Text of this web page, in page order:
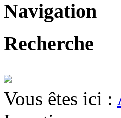
Navigation
Recherche
Vous êtes ici :